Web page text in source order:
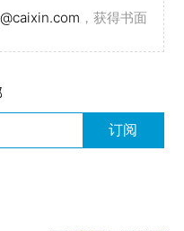
，获得书面
订阅